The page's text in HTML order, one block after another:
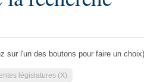
sur l'un des boutons pour faire un choix)
législatures (X)